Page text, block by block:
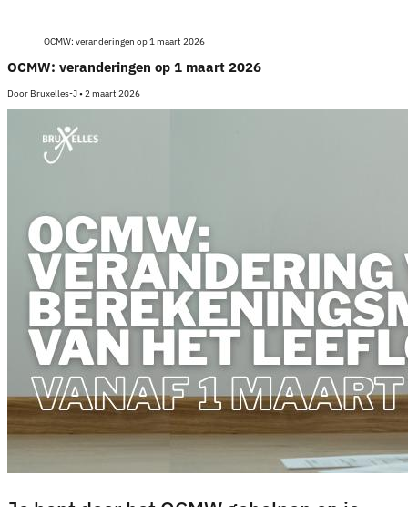
OCMW: veranderingen op 1 maart 2026
OCMW: veranderingen op 1 maart 2026
Door Bruxelles-J•2 maart 2026